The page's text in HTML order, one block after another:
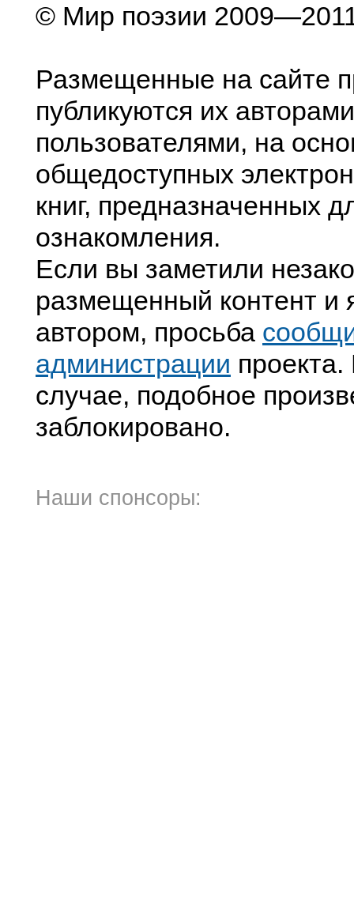
© Мир поэзии
Размещенные на сайте
публикуются их
пользователями, на
общедоступных
книг, предназначенных
ознакомления.
Если вы заметили
размещенный контент и
автором, просьба
администрации
случае, подобное
заблокировано.
Наши спонсоры: